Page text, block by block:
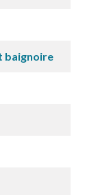
baignoire